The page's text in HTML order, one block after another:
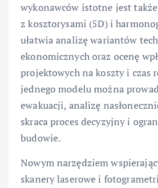
wykonawców istotne jest
z kosztorysami (5D) i
ułatwia analizę wariantów
ekonomicznych oraz ocenę
projektowych na koszty i czas
jednego modelu można
ewakuacji, analizę
skraca proces decyzyjny i
budowie.
Nowym narzędziem
skanery laserowe i